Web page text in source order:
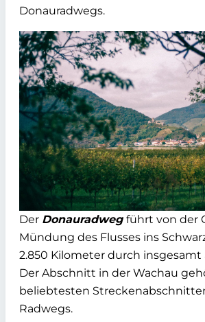
Donauradwegs.
Der Donauradweg führt von der
Mündung des Flusses ins
2.850 Kilometer durch insgesamt
Der Abschnitt in der Wachau
beliebtesten
Radwegs.